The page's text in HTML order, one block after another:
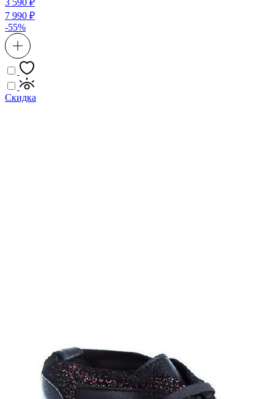
3 590 ₽
7 990 ₽
-55%
Скидка